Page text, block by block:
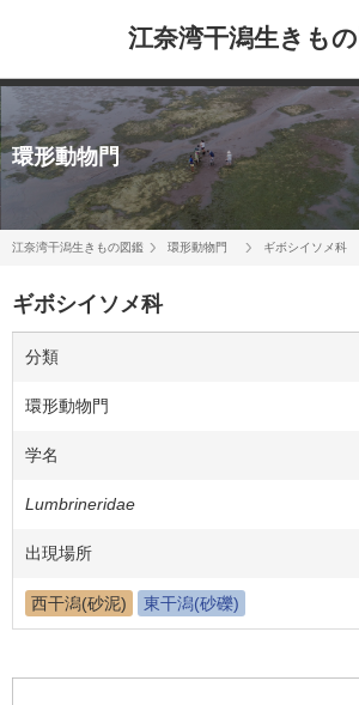
江奈湾干潟生きも
環形動物門
江奈湾干潟生きもの図鑑 環形動物門 ギボシイソメ科
ギボシイソメ科
分類
環形動物門
学名
Lumbrineridae
出現場所
西干潟(砂泥) 東干潟(砂礫)